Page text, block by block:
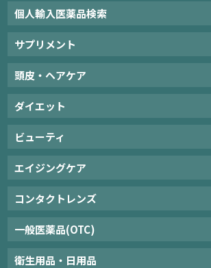
個人輸入医薬品検索
サプリメント
頭皮・ヘアケア
ダイエット
ビューティ
エイジングケア
コンタクトレンズ
一般医薬品(OTC)
衛生用品・日用品